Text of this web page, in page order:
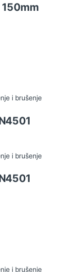
i brušenje
i brušenje
i brušenje